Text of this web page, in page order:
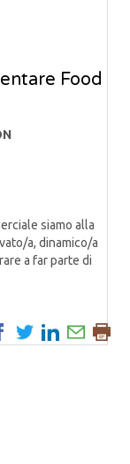
Food
siamo alla
a, dinamico/a
a far parte di